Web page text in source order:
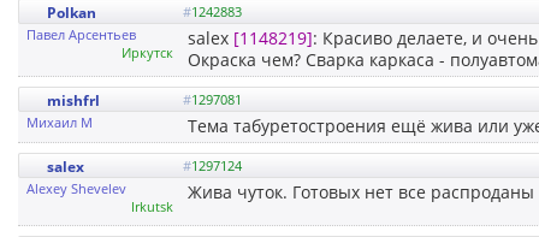
Polkan #1242883
Павел Арсентьев
Иркутск
salex [1148219]: Красиво делаете, и
Окраска чем? Сварка каркаса -
mishfrl #1297081
Михаил М
Тема табуретостроения ещё жива или
salex #1297124
Alexey Shevelev
Irkutsk
Жива чуток. Готовых нет все